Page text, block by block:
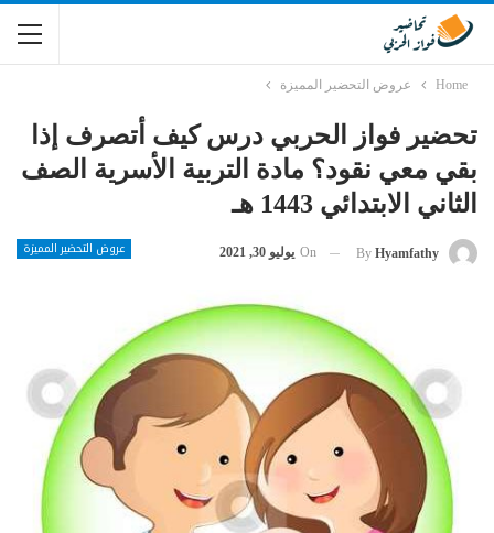
Home عروض التحضير المميزة
تحضير فواز الحربي درس كيف أتصرف إذا
بقي معي نقود؟ مادة التربية الأسرية الصف
الثاني الابتدائي 1443 هـ
عروض التحضير المميزة By Hyamfathy
On يوليو 30, 2021